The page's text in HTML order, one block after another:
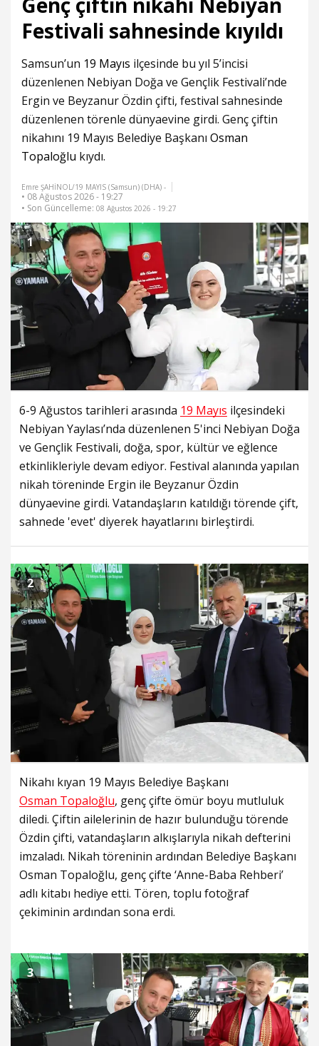
Festivali sahnesinde kıyıldı
Samsun’un 19 Mayıs ilçesinde bu yıl 5’incisi
düzenlenen Nebiyan Doğa ve Gençlik Festivali’nde
Ergin ve Beyzanur Özdin çifti, festival sahnesinde
düzenlenen törenle dünyaevine girdi. Genç çiftin
nikahını 19 Mayıs Belediye Başkanı Osman
Topaloğlu kıydı.
Emre ŞAHİNOL/19 MAYIS (Samsun) (DHA) -
• 08 Ağustos 2026 - 19:27
• Son Güncelleme: 08 Ağustos 2026 - 19:27
1
6-9 Ağustos tarihleri arasında 19 Mayıs ilçesindeki
Nebiyan Yaylası’nda düzenlenen 5'inci Nebiyan Doğa
ve Gençlik Festivali, doğa, spor, kültür ve eğlence
etkinlikleriyle devam ediyor. Festival alanında yapılan
nikah töreninde Ergin ile Beyzanur Özdin
dünyaevine girdi. Vatandaşların katıldığı törende çift,
sahnede 'evet' diyerek hayatlarını birleştirdi.
2
Nikahı kıyan 19 Mayıs Belediye Başkanı
Osman Topaloğlu, genç çifte ömür boyu mutluluk
diledi. Çiftin ailelerinin de hazır bulunduğu törende
Özdin çifti, vatandaşların alkışlarıyla nikah defterini
imzaladı. Nikah töreninin ardından Belediye Başkanı
Osman Topaloğlu, genç çifte ‘Anne-Baba Rehberi’
adlı kitabı hediye etti. Tören, toplu fotoğraf
çekiminin ardından sona erdi.
3